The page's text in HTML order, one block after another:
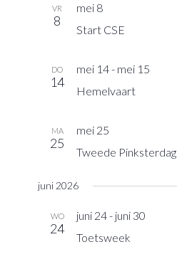
VR
8
mei 8
Start CSE
DO
14
mei 14- mei 15
Hemelvaart
MA
25
mei 25
Tweede Pinksterdag
juni 2026
WO
24
juni 24- juni 30
Toetsweek